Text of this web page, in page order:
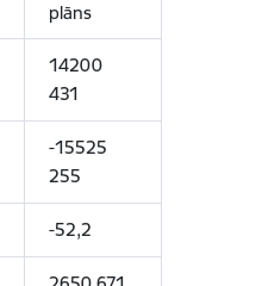
plāns
14200
431
-15525
255
-52,2